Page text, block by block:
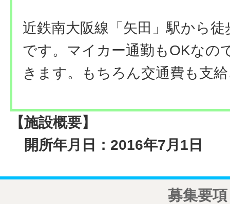
近鉄南大阪線「矢田」駅から
です。マイカー通勤もOKなの
きます。もちろん交通費も支
【施設概要】
開所年月日：2016年7月1日
募集要項